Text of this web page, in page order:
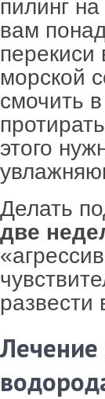
пилинг
вам
морской
смочить
этого
Делать
две
развести